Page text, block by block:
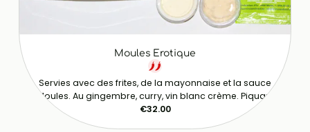
Moules Erotique
Servies avec des frites, de la mayonnaise et la sauce
Moules. Au gingembre, curry, vin blanc crème. Piquant
€32.00